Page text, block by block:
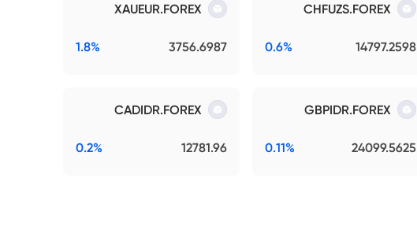
CHFUZS.FOREX
14797.2598
0.6%
XAUEUR.FOREX
3756.6987
1.8%
GBPIDR.FOREX
24099.5625
0.11%
CADIDR.FOREX
12781.96
0.2%